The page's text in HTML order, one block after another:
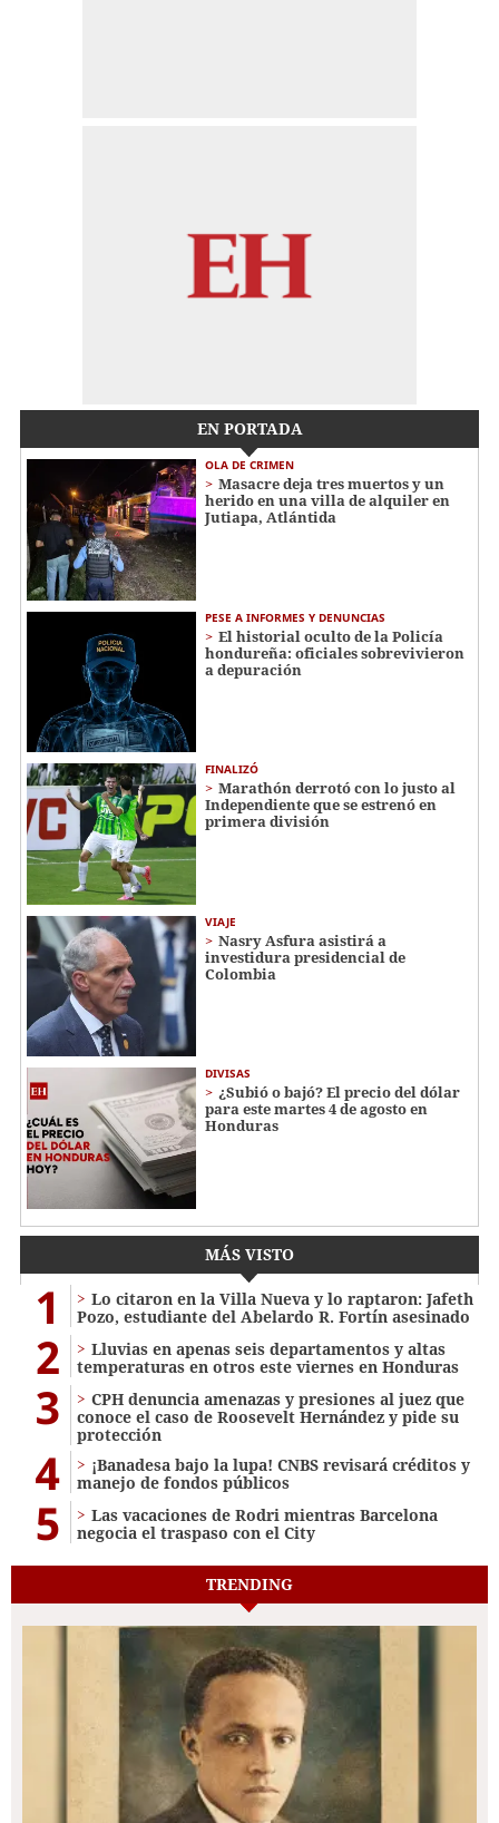
EN PORTADA
OLA DE CRIMEN
Masacre deja tres muertos y un
herido en una villa de alquiler en
Jutiapa, Atlántida
PESE A INFORMES Y DENUNCIAS
El historial oculto de la Policía
hondureña: oficiales sobrevivieron
a depuración
FINALIZÓ
Marathón derrotó con lo justo al
Independiente que se estrenó en
primera división
VIAJE
Nasry Asfura asistirá a
investidura presidencial de
Colombia
DIVISAS
¿Subió o bajó? El precio del dólar
para este martes 4 de agosto en
Honduras
MÁS VISTO
1
Lo citaron en la Villa Nueva y lo raptaron: Jafeth
Pozo, estudiante del Abelardo R. Fortín asesinado
2
Lluvias en apenas seis departamentos y altas
temperaturas en otros este viernes en Honduras
3
CPH denuncia amenazas y presiones al juez que
conoce el caso de Roosevelt Hernández y pide su
protección
4
¡Banadesa bajo la lupa! CNBS revisará créditos y
manejo de fondos públicos
5
Las vacaciones de Rodri mientras Barcelona
negocia el traspaso con el City
TRENDING